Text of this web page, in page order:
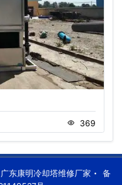
369
东康明冷却塔维修厂家
备